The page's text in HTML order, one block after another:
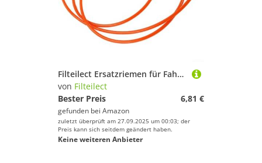
Filteilect Ersatzriemen für Fahrräder, 185 cm, Rollerantrieb, 5 mm, Rot oder Grün
von Filteilect
Bester Preis
6,81 €
gefunden bei Amazon
zuletzt überprüft am 27.09.2025 um 00:03; der
Preis kann sich seitdem geändert haben.
Keine weiteren Anbieter